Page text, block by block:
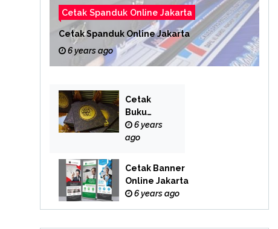
Cetak Spanduk Online Jakarta
Cetak Spanduk Online Jakarta
6 years ago
Cetak
Buku
Yasin
Online
6 years
ago
Cetak Banner
Online Jakarta
6 years ago